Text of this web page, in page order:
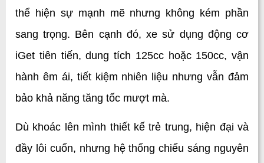
thể hiện sự mạnh mẽ nhưng không kém phần
sang trọng. Bên cạnh đó, xe sử dụng động cơ
iGet tiên tiến, dung tích 125cc hoặc 150cc, vận
hành êm ái, tiết kiệm nhiên liệu nhưng vẫn đảm
bảo khả năng tăng tốc mượt mà.
Dù khoác lên mình thiết kế trẻ trung, hiện đại và
đầy lôi cuốn, nhưng hệ thống chiếu sáng nguyên